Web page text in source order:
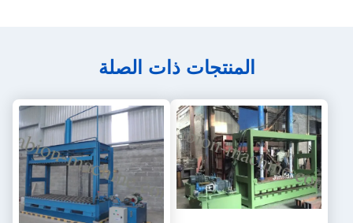
المنتجات ذات الصلة